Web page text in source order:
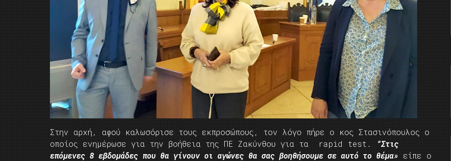
Στην αρχή, αφού καλωσόρισε τους εκπροσώπους, τον λόγο πήρε ο κος Στασινόπουλος ο
οποίος ενημέρωσε για την βοήθεια της ΠΕ Ζακύνθου για τα rapid test.
“Στις
επόμενες 8 εβδομάδες που θα γίνουν οι αγώνες θα σας βοηθήσουμε σε αυτό το θέμα» είπε ο